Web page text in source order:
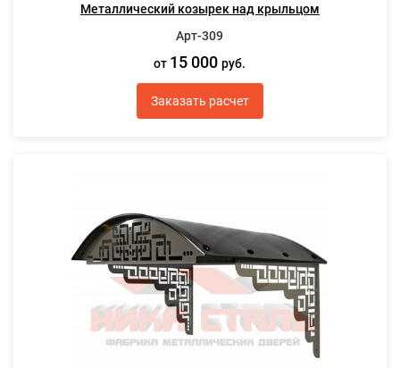
Металлический козырек над крыльцом
Арт-309
от 15 000руб.
Заказать расчет